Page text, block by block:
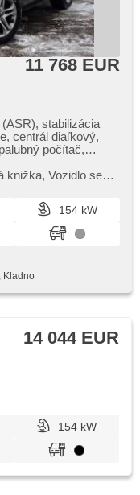
sedadlá, zadný
hotspot, vyhřívaná
11 768 EUR
stabilizácia
centrál diaľkový,
počítač,
volant, pohon 4 x
brzdový asistent,
aut. prevodovka,
senzor tlaku v
kamera,
zadné, stráženie
mŕtveho
knižka,​ Vozidlo se
154 kW
Kladno
14 044 EUR
154 kW